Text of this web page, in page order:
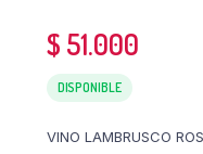
$ 51.000
DISPONIBLE
VINO LAMBRUSCO